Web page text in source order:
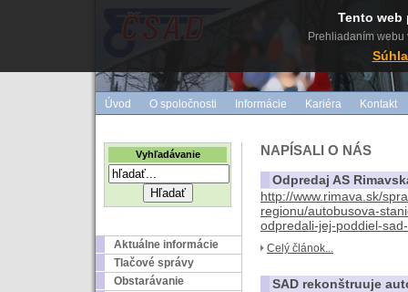
Úvod O spoločnosti Informácie Kariéra Kontakt
Vyhľadávanie
Aktuálne informácie
Tlačové správy
Obstarávanie
NAPÍSALI O NÁS
Odpredaj AS
http://www.rimava.sk/
regionu/autobusova-
odpredali-jej-poddiel-
Celý článok...
SAD rekonštruuje
Tento web
Prehliadaním